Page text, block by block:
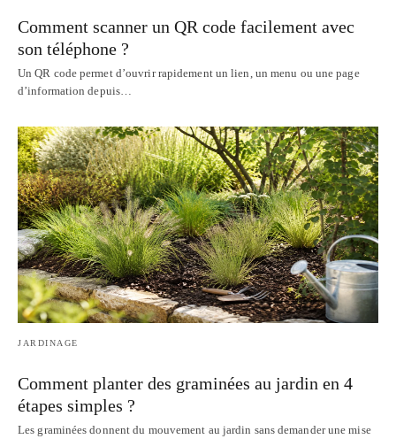
Comment scanner un QR code facilement avec
son téléphone ?
Un QR code permet d’ouvrir rapidement un lien, un menu ou une page
d’information depuis…
JARDINAGE
Comment planter des graminées au jardin en 4
étapes simples ?
Les graminées donnent du mouvement au jardin sans demander une mise